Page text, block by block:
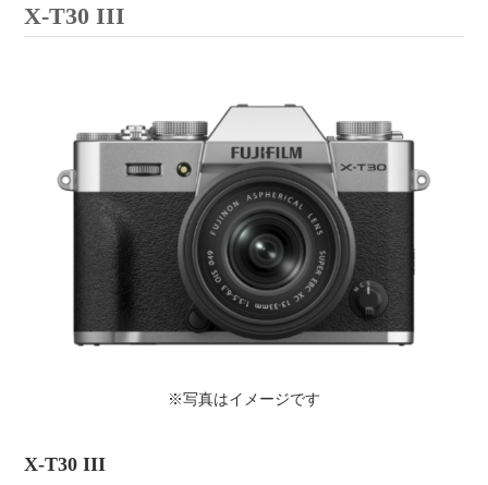
X-T30 III
※写真はイメージです
X-T30 III